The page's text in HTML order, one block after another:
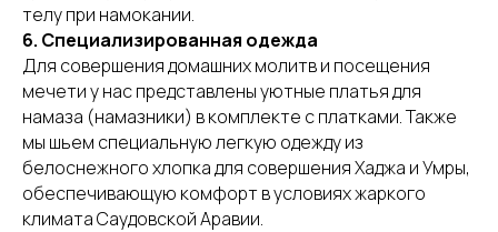
телу при намокании.
6. Специализированная одежда
Для совершения домашних молитв и посещения
мечети у нас представлены уютные платья для
намаза (намазники) в комплекте с платками. Также
мы шьем специальную легкую одежду из
белоснежного хлопка для совершения Хаджа и Умры,
обеспечивающую комфорт в условиях жаркого
климата Саудовской Аравии.